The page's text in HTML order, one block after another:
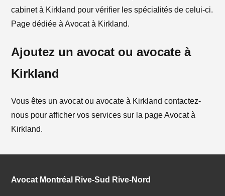
cabinet à Kirkland pour vérifier les spécialités de celui-ci.
Page dédiée à Avocat à Kirkland.
Ajoutez un avocat ou avocate à
Kirkland
Vous êtes un avocat ou avocate à Kirkland contactez-
nous pour afficher vos services sur la page Avocat à
Kirkland.
Avocat Montréal Rive-Sud Rive-Nord